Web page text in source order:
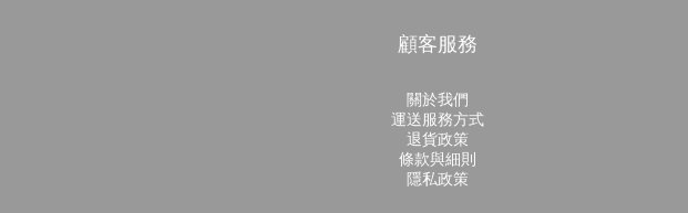
顧客服務
關於我們
運送服務方式
退貨政策
條款與細則
隱私政策